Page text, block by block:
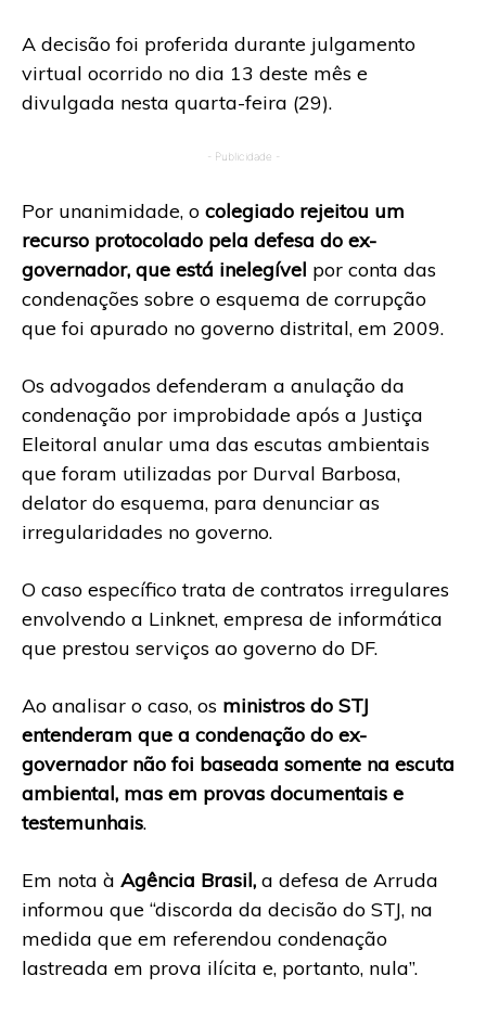
A decisão foi proferida durante julgamento
virtual ocorrido no dia 13 deste mês e
divulgada nesta quarta-feira (29).
- Publicidade -
Por unanimidade, o colegiado rejeitou um
recurso protocolado pela defesa do ex-
governador, que está inelegível por conta das
condenações sobre o esquema de corrupção
que foi apurado no governo distrital, em 2009.
Os advogados defenderam a anulação da
condenação por improbidade após a Justiça
Eleitoral anular uma das escutas ambientais
que foram utilizadas por Durval Barbosa,
delator do esquema, para denunciar as
irregularidades no governo.
O caso específico trata de contratos irregulares
envolvendo a Linknet, empresa de informática
que prestou serviços ao governo do DF.
Ao analisar o caso, os ministros do STJ
entenderam que a condenação do ex-
governador não foi baseada somente na escuta
ambiental, mas em provas documentais e
testemunhais.
Em nota à Agência Brasil, a defesa de Arruda
informou que “discorda da decisão do STJ, na
medida que em referendou condenação
lastreada em prova ilícita e, portanto, nula”.